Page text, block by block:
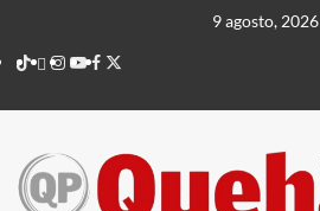
contenido
9 agosto, 2026
TikTok
threads
Instagram
Youtube
Facebook
X